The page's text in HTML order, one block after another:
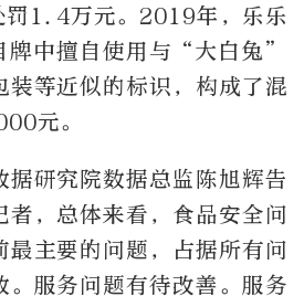
罚1.4万元。2019年，乐乐
牌中擅自使用与“大白兔”
装等近似的标识，构成了混
元。
据研究院数据总监陈旭辉告
者，总体来看，食品安全问
最主要的问题，占据所有问
。服务问题有待改善。服务